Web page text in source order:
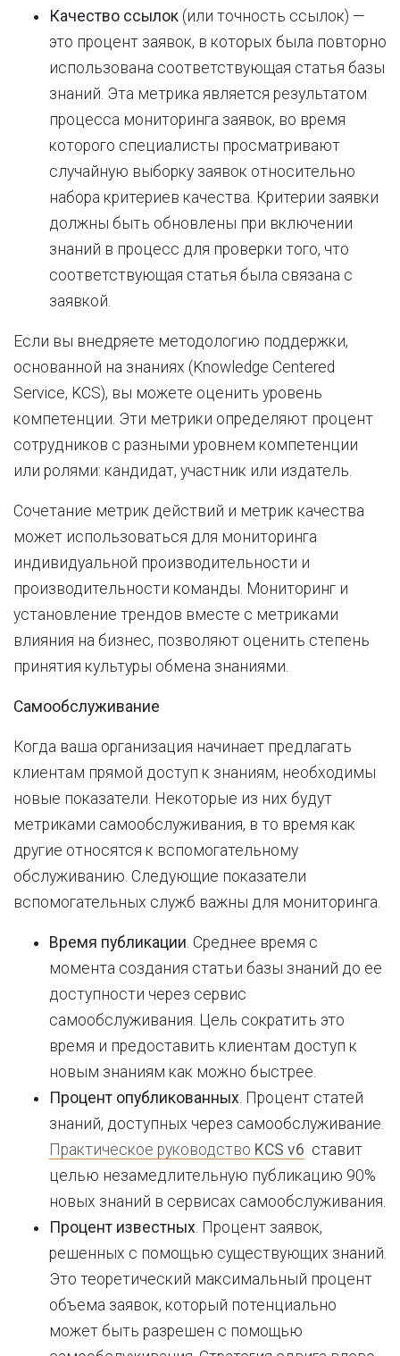
Качество ссылок (или точность ссылок) —
это процент заявок, в которых была повторно
использована соответствующая статья базы
знаний. Эта метрика является результатом
процесса мониторинга заявок, во время
которого специалисты просматривают
случайную выборку заявок относительно
набора критериев качества. Критерии заявки
должны быть обновлены при включении
знаний в процесс для проверки того, что
соответствующая статья была связана с
заявкой.
Если вы внедряете методологию поддержки,
основанной на знаниях (Knowledge Centered
Service, KCS), вы можете оценить уровень
компетенции. Эти метрики определяют процент
сотрудников с разными уровнем компетенции
или ролями: кандидат, участник или издатель.
Сочетание метрик действий и метрик качества
может использоваться для мониторинга
индивидуальной производительности и
производительности команды. Мониторинг и
установление трендов вместе с метриками
влияния на бизнес, позволяют оценить степень
принятия культуры обмена знаниями.
Самообслуживание
Когда ваша организация начинает предлагать
клиентам прямой доступ к знаниям, необходимы
новые показатели. Некоторые из них будут
метриками самообслуживания, в то время как
другие относятся к вспомогательному
обслуживанию. Следующие показатели
вспомогательных служб важны для мониторинга.
Время публикации. Среднее время с
момента создания статьи базы знаний до ее
доступности через сервис
самообслуживания. Цель сократить это
время и предоставить клиентам доступ к
новым знаниям как можно быстрее.
Процент опубликованных. Процент статей
знаний, доступных через самообслуживание.
Практическое руководство KCS v6 ставит
целью незамедлительную публикацию 90%
новых знаний в сервисах самообслуживания.
Процент известных. Процент заявок,
решенных с помощью существующих знаний.
Это теоретический максимальный процент
объема заявок, который потенциально
может быть разрешен с помощью